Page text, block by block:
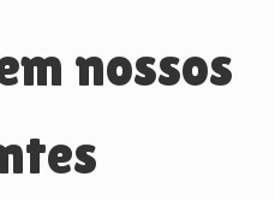
nossos